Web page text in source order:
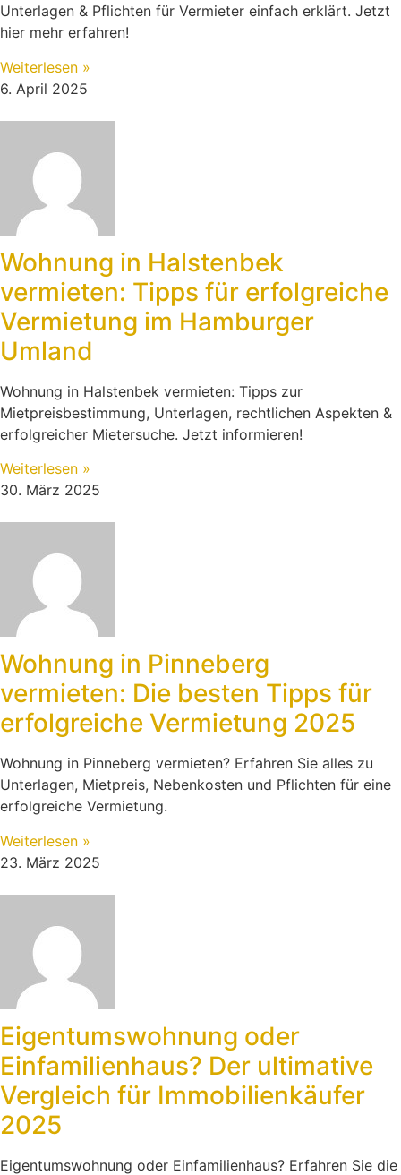
Unterlagen & Pflichten für Vermieter einfach erklärt. Jetzt
hier mehr erfahren!
Weiterlesen »
6. April 2025
Wohnung in Halstenbek
vermieten: Tipps für erfolgreiche
Vermietung im Hamburger
Umland
Wohnung in Halstenbek vermieten: Tipps zur
Mietpreisbestimmung, Unterlagen, rechtlichen Aspekten &
erfolgreicher Mietersuche. Jetzt informieren!
Weiterlesen »
30. März 2025
Wohnung in Pinneberg
vermieten: Die besten Tipps für
erfolgreiche Vermietung 2025
Wohnung in Pinneberg vermieten? Erfahren Sie alles zu
Unterlagen, Mietpreis, Nebenkosten und Pflichten für eine
erfolgreiche Vermietung.
Weiterlesen »
23. März 2025
Eigentumswohnung oder
Einfamilienhaus? Der ultimative
Vergleich für Immobilienkäufer
2025
Eigentumswohnung oder Einfamilienhaus? Erfahren Sie die